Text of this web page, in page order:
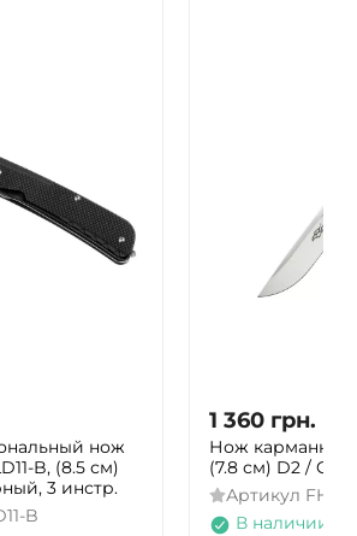
нож
B, (8.5 см)
3 инстр.
B
1 360 грн.
Нож карманный
(7.8 см) D2 /
Артикул
В наличии